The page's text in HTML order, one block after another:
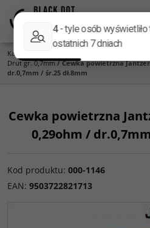
Kategoria główna
Drut gr. 0,7mm / Cewka powietrzna
dr.0,7mm / śr.25 dł.8mm
Cewka powietrzna
0,29ohm /
Kod produktu: 000-1146
EAN: 9503722821713